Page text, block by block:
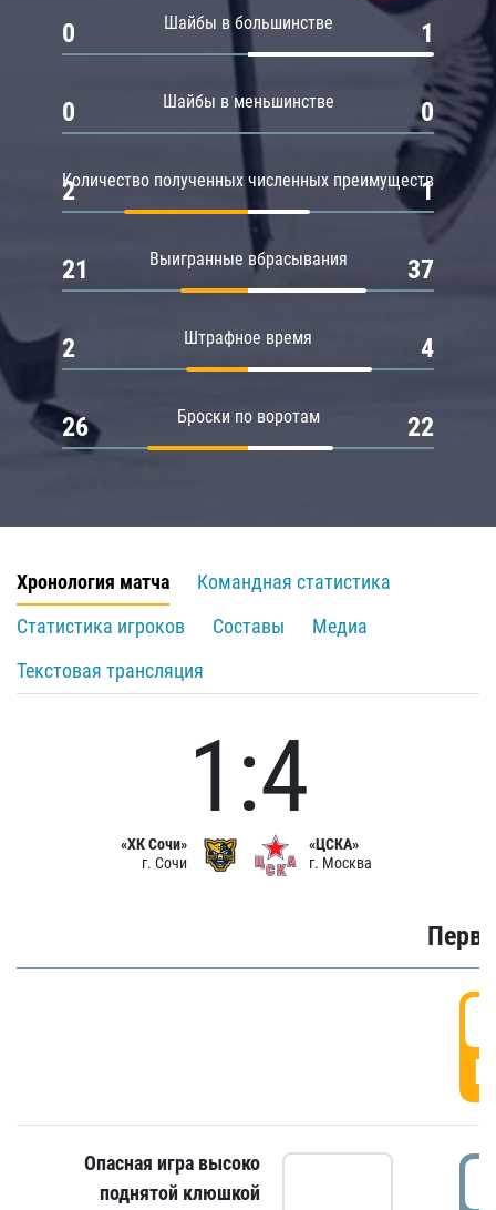
Шайбы в большинстве
0 1
Шайбы в меньшинстве
0 0
Количество полученных численных преимуществ
2 1
Выигранные вбрасывания
21 37
Штрафное время
2 4
Броски по воротам
26 22
Хронология матча
Командная статистика
Статистика игроков
Составы
Медиа
Текстовая трансляция
«ХК Сочи»
г. Сочи
1:4
«ЦСКА»
г. Москва
Опасная игра высоко
поднятой клюшкой